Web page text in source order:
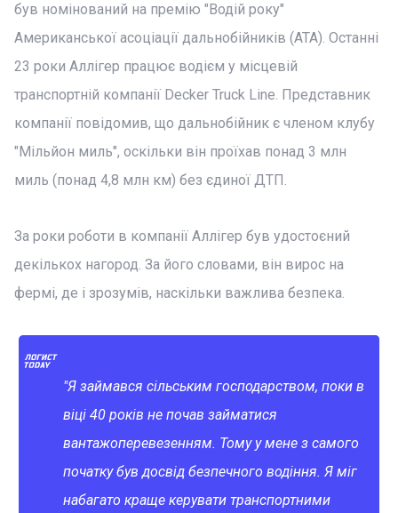
був номінований на премію "Водій року"
Американської асоціації дальнобійників (ATA). Останні
23 роки Аллігер працює водієм у місцевій
транспортній компанії Decker Truck Line. Представник
компанії повідомив, що дальнобійник є членом клубу
"Мільйон миль", оскільки він проїхав понад 3 млн
миль (понад 4,8 млн км) без єдиної ДТП.
За роки роботи в компанії Аллігер був удостоєний
декількох нагород. За його словами, він вирос на
фермі, де і зрозумів, наскільки важлива безпека.
"Я займався сільським господарством, поки в
віці 40 років не почав займатися
вантажоперевезенням. Тому у мене з самого
початку був досвід безпечного водіння. Я міг
набагато краще керувати транспортними